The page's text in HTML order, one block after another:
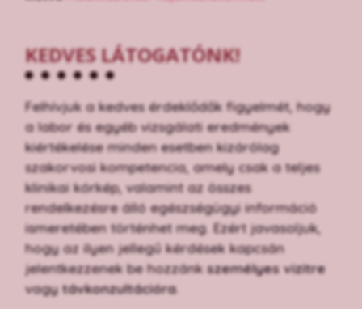
KEDVES LÁTOGATÓNK!
Felhívjuk a kedves érdeklődők figyelmét, hogy
a labor és egyéb vizsgálati eredmények
kiértékelése minden esetben kizárólag
szakorvosi kompetencia, amely csak a teljes
klinikai kórkép, valamint az összes
rendelkezésre álló egészségügyi információ
ismeretében történhet meg. Ezért javasoljuk,
hogy az ilyen jellegű kérdések kapcsán
jelentkezzenek be hozzánk személyes vizitre
vagytávkonzultációra.